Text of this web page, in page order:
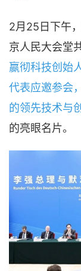
2月25日下午
京人民大会堂
嬴彻科技创始
代表应邀参会
的领先技术与
的亮眼名片。